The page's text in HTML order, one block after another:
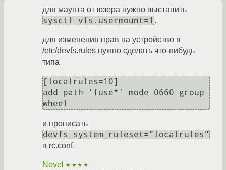
для маунта от юзера нужно выставить
sysctl vfs.usermount=1 .
для изменения прав на устройство в
/etc/devfs.rules нужно сделать что-нибудь
типа
[localrules=10]
add path 'fuse*' mode 0660 group
и прописать
devfs_system_ruleset="localrules"
в rc.conf.
Novel ★★★★